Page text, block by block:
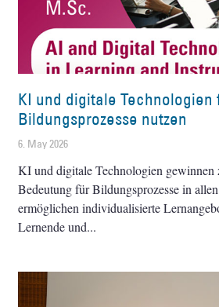
KI und digitale Technologien
Bildungsprozesse nutzen
6. May 2026
KI und digitale Technologien gewinnen
Bedeutung für Bildungsprozesse in
ermöglichen individualisierte
Lernende und